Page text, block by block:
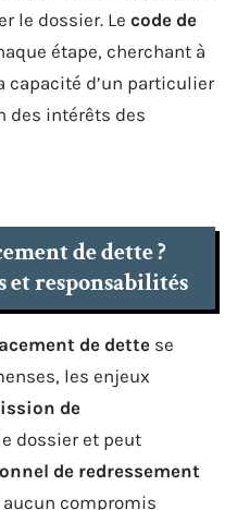
le dossier. Le code de
étape, cherchant à
d’un particulier
des intérêts des
de dette ?
et responsabilités
de dette se
les enjeux
de
dossier et peut
de redressement
compromis